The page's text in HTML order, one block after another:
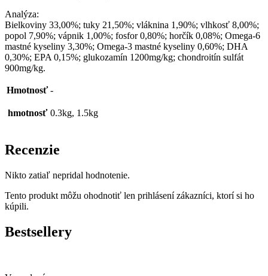
Analýza:
Bielkoviny 33,00%; tuky 21,50%; vláknina 1,90%; vlhkosť 8,00%;
popol 7,90%; vápnik 1,00%; fosfor 0,80%; horčík 0,08%; Omega-6
mastné kyseliny 3,30%; Omega-3 mastné kyseliny 0,60%; DHA
0,30%; EPA 0,15%; glukozamín 1200mg/kg; chondroitín sulfát
900mg/kg.
Hmotnosť -
hmotnosť 0.3kg, 1.5kg
Recenzie
Nikto zatiaľ nepridal hodnotenie.
Tento produkt môžu ohodnotiť len prihlásení zákazníci, ktorí si ho
kúpili.
Bestsellery